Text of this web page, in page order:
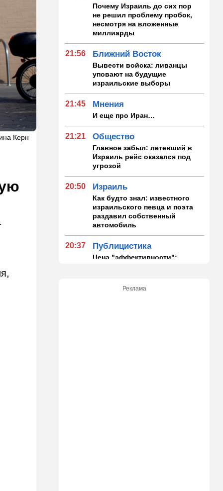
Керн
Почему Израиль до сих пор
не решил проблему пробок,
несмотря на вложенные
миллиарды
21:56 Ближний Восток
Вывести войска: ливанцы
уповают на будущие
израильские выборы
21:45 Мнения
И еще про Иран…
21:21 Общество
Главное забыл: летевший в
Израиль рейс оказался под
угрозой
20:50 Израиль
Как будто знал: известного
израильского певца и поэта
раздавил собственный
автомобиль
20:37 Публицистика
Цена "эффективности":
Реклама